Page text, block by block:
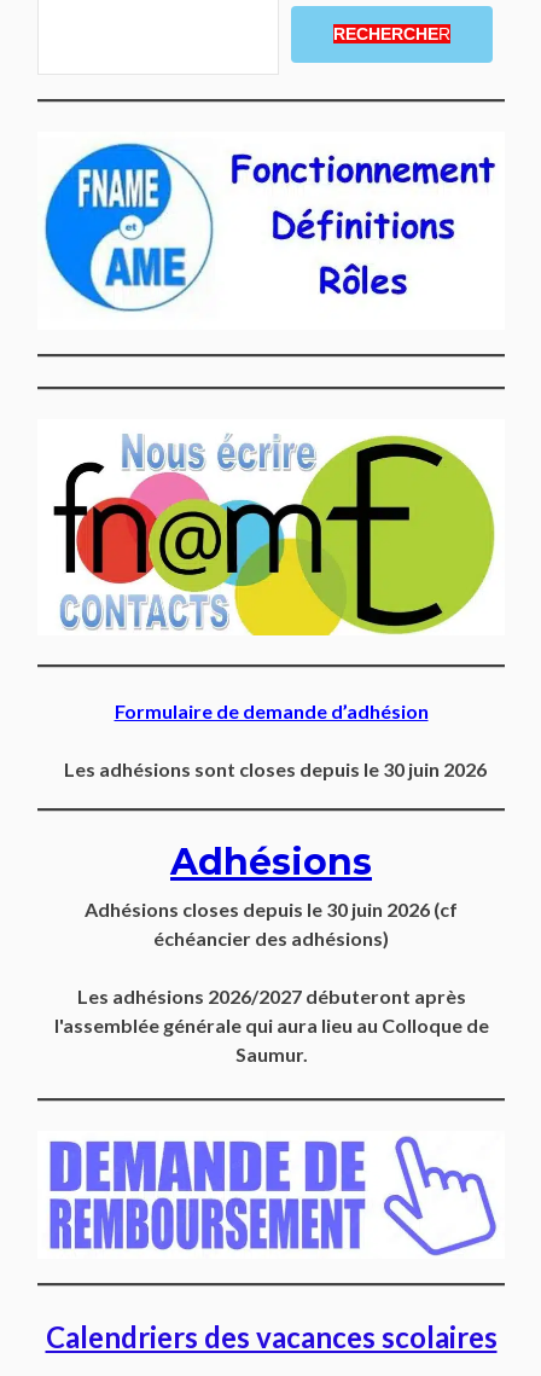
RECHERCHER
Formulaire de demande d’adhésion
Les adhésions sont closes depuis le 30 juin 2026
Adhésions
Adhésions closes depuis le 30 juin 2026 (cf
échéancier des adhésions)
Les adhésions 2026/2027 débuteront après
l'assemblée générale qui aura lieu au Colloque de
Saumur.
Calendriers des vacances scolaires